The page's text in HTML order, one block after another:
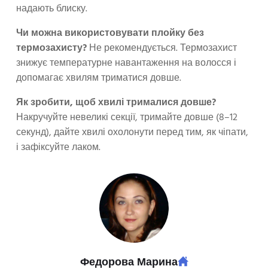
надають блиску.
Чи можна використовувати плойку без
термозахисту?Не рекомендується. Термозахист
знижує температурне навантаження на волосся і
допомагає хвилям триматися довше.
Як зробити, щоб хвилі трималися довше?
Накручуйте невеликі секції, тримайте довше (8–12
секунд), дайте хвилі охолонути перед тим, як чіпати,
і зафіксуйте лаком.
Федорова Марина